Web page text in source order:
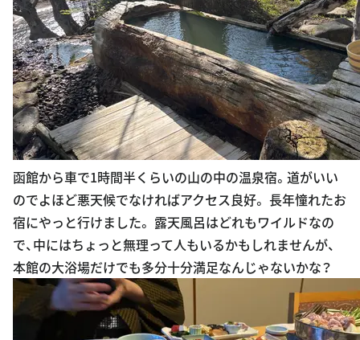
函館から車で1時間半くらいの山の中の温泉宿。道がいい
のでよほど悪天候でなければアクセス良好。 長年憧れたお
宿にやっと行けました。 露天風呂はどれもワイルドなの
で、中にはちょっと無理って人もいるかもしれませんが、
本館の大浴場だけでも多分十分満足なんじゃないかな？